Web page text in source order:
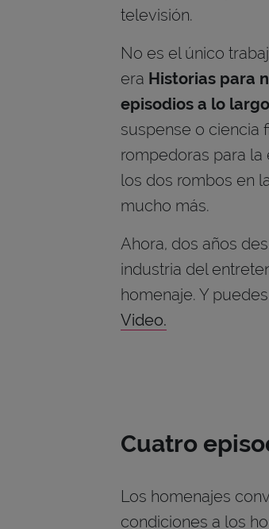
televisión.
No es el único
era Historias para
episodios a lo
suspense o ciencia
rompedoras para la
los dos rombos en
mucho más.
Ahora, dos años
industria del
homenaje. Y
Video.
Cuatro
Los homenajes
condiciones a los